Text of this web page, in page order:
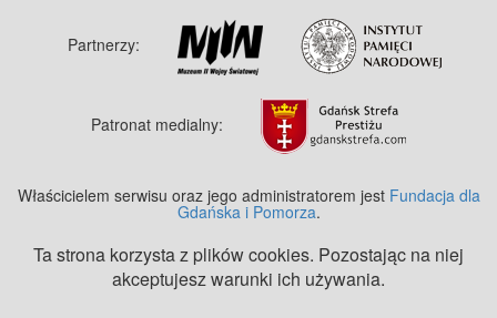
Partnerzy:
Patronat medialny:
Właścicielem serwisu oraz jego administratorem jest Fundacja dla
Gdańska i Pomorza.
Ta strona korzysta z plików cookies. Pozostając na niej
akceptujesz warunki ich używania.